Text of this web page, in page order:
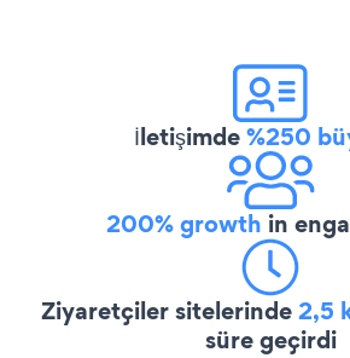
İletişimde%250
200% growth in
Ziyaretçiler sitelerinde2,5
süre geçirdi